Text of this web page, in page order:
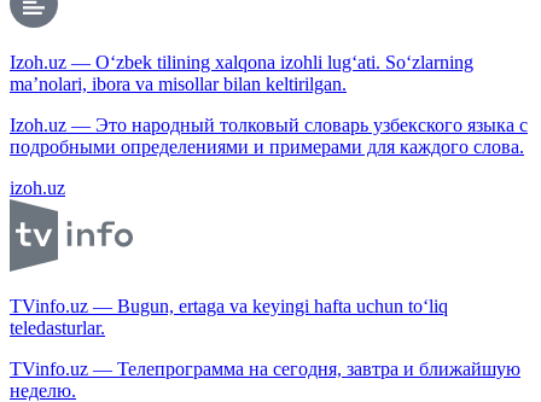
Izoh.uz — O‘zbek tilining xalqona izohli lug‘ati. So‘zlarning
ma’nolari, ibora va misollar bilan keltirilgan.
Izoh.uz — Это народный толковый словарь узбекского языка с
подробными определениями и примерами для каждого слова.
izoh.uz
TVinfo.uz — Bugun, ertaga va keyingi hafta uchun to‘liq
teledasturlar.
TVinfo.uz — Телепрограмма на сегодня, завтра и ближайшую
неделю.